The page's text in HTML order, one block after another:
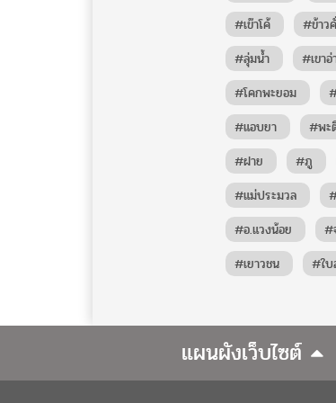
#เข๊าโค้ #ข้าว
#ลุ่มน้ำ
#เขาอ่
#โคกพะยอม
#แอบยา
#พะ
#ฝาย
#ภู
#แม่ประมวล
#อ.แวงน้อย
#
#เยาวชน
#ใบ
แผนผังเว็บไซต์